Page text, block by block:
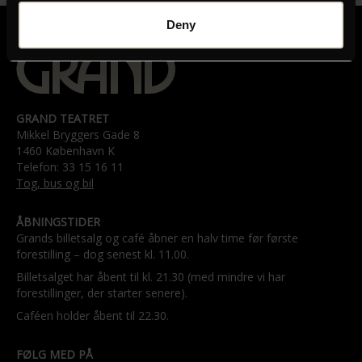
Deny
GRAND TEATRET
Mikkel Bryggers Gade 8
1460 København K
Telefon: 33 15 16 11
Tog, bus og bil
ÅBNINGSTIDER
Grands billetsalg og café åbner en halv time før første
forestilling – dog senest kl. 11.00.
Billetsalget har åbent til kl. 21.30 (med mindre vi har
forestillinger, der starter senere).
Caféen holder åbent til 22.30.
FØLG MED PÅ